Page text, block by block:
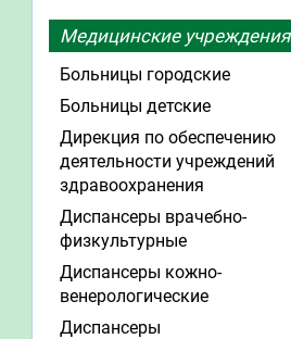
Медицинские учреждения
Больницы городские
Больницы детские
Дирекция по обеспечению
деятельности учреждений
здравоохранения
Диспансеры врачебно-
физкультурные
Диспансеры кожно-
венерологические
Диспансеры